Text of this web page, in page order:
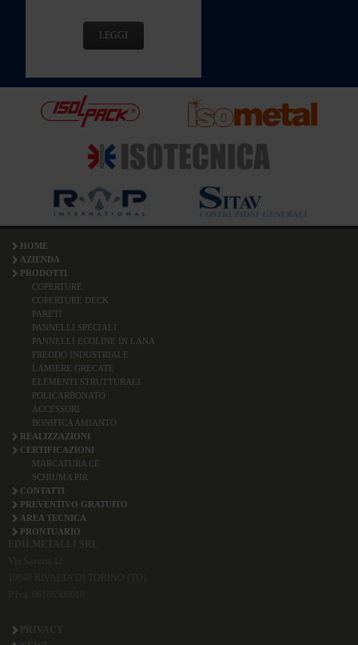
LEGGI
HOME
AZIENDA
PRODOTTI
COPERTURE
COPERTURE DECK
PARETI
PANNELLI SPECIALI
PANNELLI ECOLINE IN LANA
FREDDO INDUSTRIALE
LAMIERE GRECATE
ELEMENTI STRUTTURALI
POLICARBONATO
ACCESSORI
BONIFICA AMIANTO
REALIZZAZIONI
CERTIFICAZIONI
MARCATURA CE
SCHIUMA PIR
CONTATTI
PREVENTIVO GRATUITO
AREA TECNICA
PRONTUARIO